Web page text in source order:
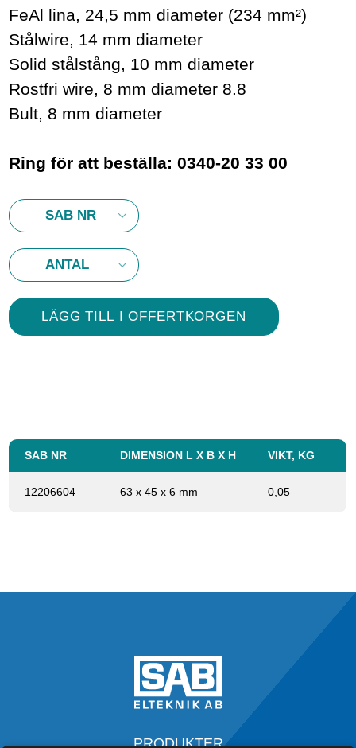
FeAl lina, 24,5 mm diameter (234 mm²)
Stålwire, 14 mm diameter
Solid stålstång, 10 mm diameter
Rostfri wire, 8 mm diameter 8.8
Bult, 8 mm diameter
Ring för att beställa: 0340-20 33 00
SAB NR DIMENSION L X B X H VIKT, KG
12206604 63 x 45 x 6 mm 0,05
PRODUKTER